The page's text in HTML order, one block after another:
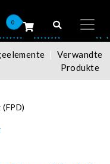
0
Verwandte
Produkte